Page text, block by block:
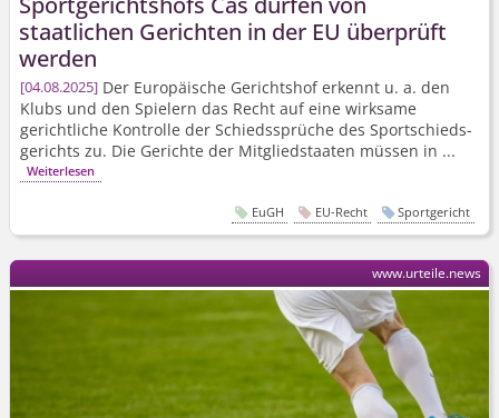
staatlichen Gerichten in der EU überprüft
werden
04.08.2025 Der Europäische Gerichtshof erkennt u. a. den
Klubs und den Spielern das Recht auf eine wirksame
gerichtliche Kontrolle der Schiedssprüche des Sportschieds­
gerichts zu. Die Gerichte der Mitgliedstaaten müssen in ...
Weiterlesen
EuGH EU-Recht Sportgericht
www.urteile.news